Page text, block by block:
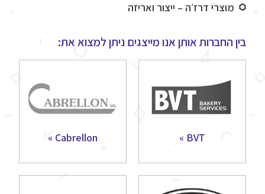
מוצרי דרז׳ה – ייצור ואריזה
בין החברות אותן אנו מייצגים ניתן למצוא את:
BVT »
Cabrellon »